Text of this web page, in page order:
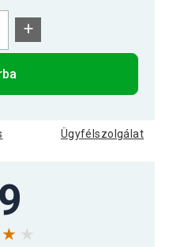
+
Ügyfélszolgálat